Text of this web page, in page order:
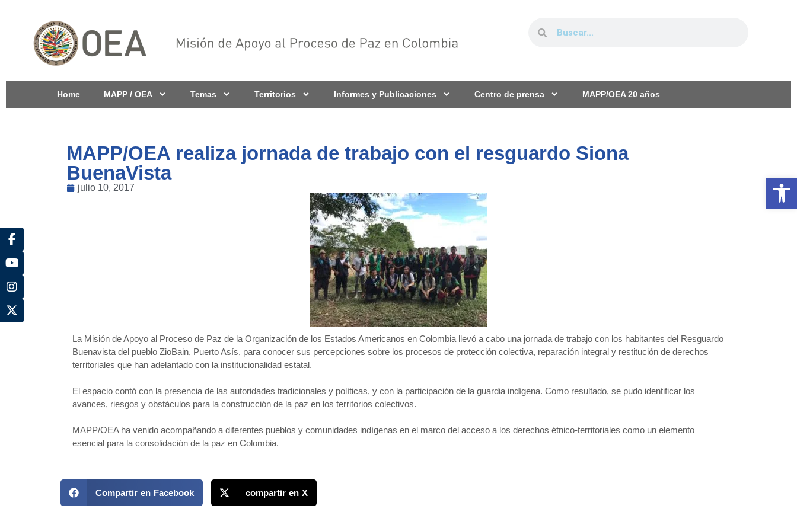
Home MAPP / OEA Temas Territorios Informes y Publicaciones Centro de prensa MAPP/OEA 20 años
MAPP/OEA realiza jornada de trabajo con el resguardo Siona
BuenaVista
julio 10, 2017
La Misión de Apoyo al Proceso de Paz de la Organización de los Estados Americanos en Colombia llevó a cabo una jornada de trabajo con los habitantes del Resguardo
Buenavista del pueblo ZioBain, Puerto Asís, para conocer sus percepciones sobre los procesos de protección colectiva, reparación integral y restitución de derechos
territoriales que han adelantado con la institucionalidad estatal.
El espacio contó con la presencia de las autoridades tradicionales y políticas, y con la participación de la guardia indígena. Como resultado, se pudo identificar los
avances, riesgos y obstáculos para la construcción de la paz en los territorios colectivos.
MAPP/OEA ha venido acompañando a diferentes pueblos y comunidades indígenas en el marco del acceso a los derechos étnico-territoriales como un elemento
esencial para la consolidación de la paz en Colombia.
Compartir en Facebook compartir en X